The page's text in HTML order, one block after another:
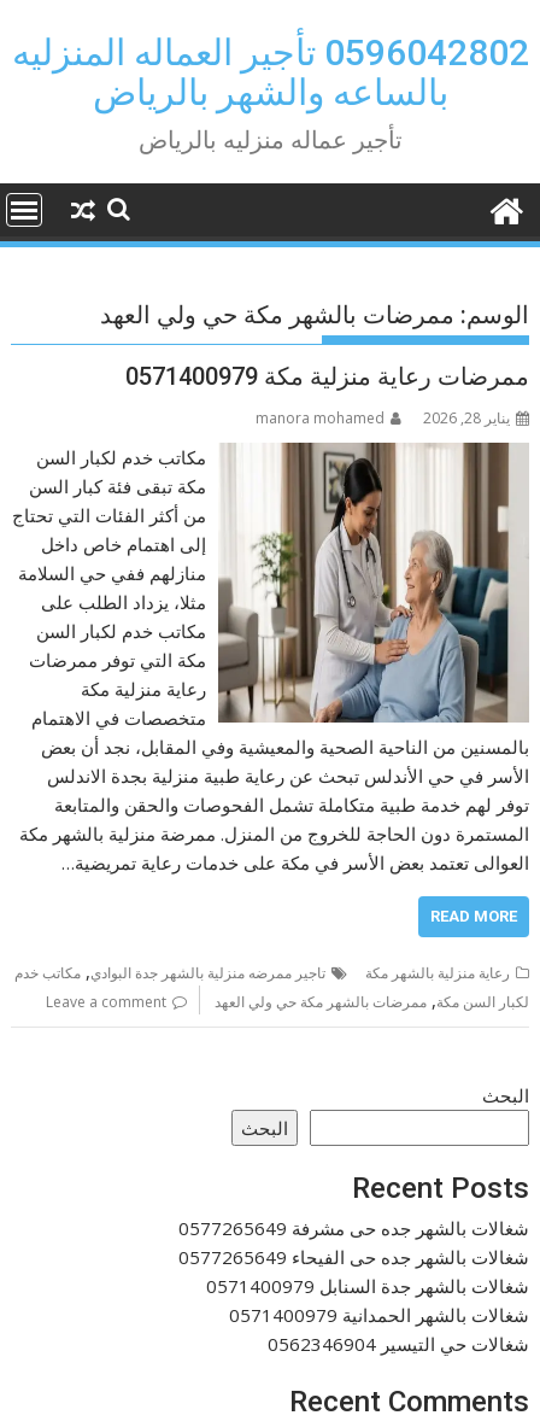
to
content
0596042802 تأجير العماله المنزليه
بالساعه والشهر بالرياض
تأجير عماله منزليه بالرياض
الوسم: ممرضات بالشهر مكة حي ولي العهد
ممرضات رعاية منزلية مكة 0571400979
يناير 28, 2026 manora mohamed
مكاتب خدم لكبار السن
مكة تبقى فئة كبار السن
من أكثر الفئات التي تحتاج
إلى اهتمام خاص داخل
منازلهم ففي حي السلامة
مثلا، يزداد الطلب على
مكاتب خدم لكبار السن
مكة التي توفر ممرضات
رعاية منزلية مكة
متخصصات في الاهتمام
بالمسنين من الناحية الصحية والمعيشية وفي المقابل، نجد أن بعض
الأسر في حي الأندلس تبحث عن رعاية طبية منزلية بجدة الاندلس
توفر لهم خدمة طبية متكاملة تشمل الفحوصات والحقن والمتابعة
المستمرة دون الحاجة للخروج من المنزل. ممرضة منزلية بالشهر مكة
العوالى تعتمد بعض الأسر في مكة على خدمات رعاية تمريضية…
READ MORE
رعاية منزلية بالشهر مكة تاجير ممرضه منزلية بالشهر جدة البوادي,مكاتب خدم
لكبار السن مكة,ممرضات بالشهر مكة حي ولي العهد Leave a comment
البحث
البحث
Recent Posts
شغالات بالشهر جده حى مشرفة 0577265649
شغالات بالشهر جده حى الفيحاء 0577265649
شغالات بالشهر جدة السنابل 0571400979
شغالات بالشهر الحمدانية 0571400979
شغالات حي التيسير 0562346904
Recent Comments